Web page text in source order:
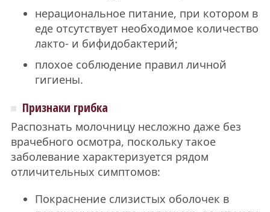
нерациональное питание, при котором в
еде отсутствует необходимое количество
лакто- и бифидобактерий;
плохое соблюдение правил личной
гигиены.
Признаки грибка
Распознать молочницу несложно даже без
врачебного осмотра, поскольку такое
заболевание характеризуется рядом
отличительных симптомов:
Покраснение слизистых оболочек в